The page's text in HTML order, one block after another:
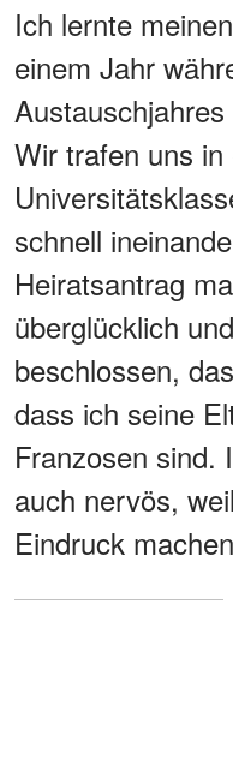
Ich lernte
einem Jahr
Wir trafen uns
schnell
Heiratsantrag
überglücklich
beschlossen,
dass ich seine
Franzosen sind.
auch nervös,
Eindruck